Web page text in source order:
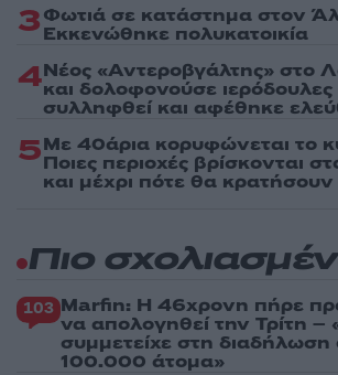
3Φωτιά σε κατάστημα στον
Εκκενώθηκε πολυκατοικία
4Νέος «Αντεροβγάλτης» στο
και δολοφονούσε ιερόδουλες
συλληφθεί και αφέθηκε
5Με 40άρια κορυφώνεται το
Ποιες περιοχές βρίσκονται
και μέχρι πότε θα κρατήσουν
Πιο
103 Marfin: Η 46χρονη πήρε
να απολογηθεί την Τρίτη –
συμμετείχε στη διαδήλωση
100.000 άτομα»